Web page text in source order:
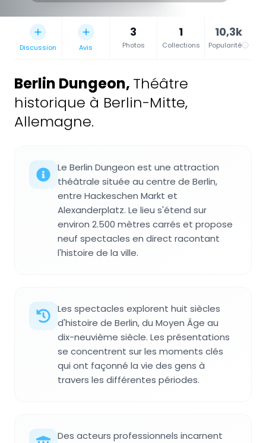
Discussion Avis
3
Photos
1
Collections
10,3k
Popularité
Berlin Dungeon, Théâtre
historique à Berlin-Mitte,
Allemagne.
Le Berlin Dungeon est une attraction
théâtrale située au centre de Berlin,
entre Hackeschen Markt et
Alexanderplatz. Le lieu s'étend sur
environ 2.500 mètres carrés et propose
neuf spectacles en direct racontant
l'histoire de la ville.
Les spectacles explorent huit siècles
d'histoire de Berlin, du Moyen Âge au
dix-neuvième siècle. Les présentations
se concentrent sur les moments clés
qui ont façonné la vie des gens à
travers les différentes périodes.
Des acteurs professionnels incarnent